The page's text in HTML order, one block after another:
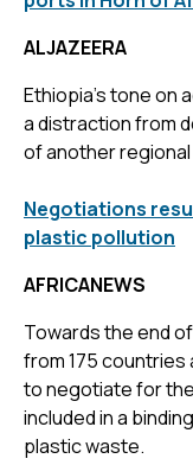
ALJAZEERA
Ethiopia’s tone on
a distraction from
of another regional
Negotiations
plastic pollution
AFRICANEWS
Towards the end
from 175 countries
to negotiate for
included in a
plastic waste.